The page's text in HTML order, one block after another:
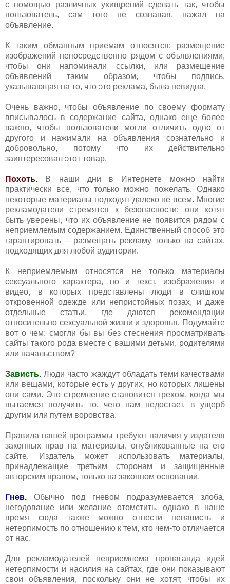
с помощью различных ухищрений сделать так, чтобы
пользователь, сам того не сознавая, нажал на
объявление.
К таким обманным приемам относятся: размещение
изображений непосредственно рядом с объявлениями,
чтобы они напоминали ссылки, или размещение
объявлений таким образом, чтобы подпись,
указывающая на то, что это реклама, была невидна.
Очень важно, чтобы объявление по своему формату
вписывалось в содержание сайта, однако еще более
важно, чтобы пользователи могли отличить одно от
другого и нажимали на объявления сознательно и
добровольно, потому что их действительно
заинтересовал этот товар.
Похоть. В наши дни в Интернете можно найти
практически все, что только можно пожелать. Однако
некоторые материалы подходят далеко не всем. Многие
рекламодатели стремятся к безопасности: они хотят
быть уверены, что их объявление не появится рядом с
неприемлемым содержанием. Единственный способ это
гарантировать – размещать рекламу только на сайтах,
подходящих для любой аудитории.
К неприемлемым относятся не только материалы
сексуального характера, но и текст, изображения и
видео, в которых представлены люди в слишком
откровенной одежде или непристойных позах, и даже
отдельные статьи, где даются рекомендации
относительно сексуальной жизни и здоровья. Подумайте
вот о чем: смогли бы вы без стеснения просматривать
сайты такого рода вместе с вашими детьми, родителями
или начальством?
Зависть.Люди часто жаждут обладать теми качествами
или вещами, которые есть у других, но которых лишены
они сами. Это стремление становится грехом, когда мы
пытаемся получить то, чего нам недостает, в ущерб
другим или путем воровства.
Правила нашей программы требуют наличия у издателя
законных прав на материалы, опубликованные на его
сайте. Издатель может использовать материалы,
принадлежащие третьим сторонам и защищенные
авторским правом, только на законном основании.
Гнев. Обычно под гневом подразумевается злоба,
негодование или желание отомстить, однако в наше
время сюда также можно отнести ненависть и
нетерпимость по отношению к тем, кто чем-то отличается
от нас.
Для рекламодателей неприемлема пропаганда идей
нетерпимости и насилия на сайтах, где они показывают
свои объявления, поскольку они не хотят, чтобы их